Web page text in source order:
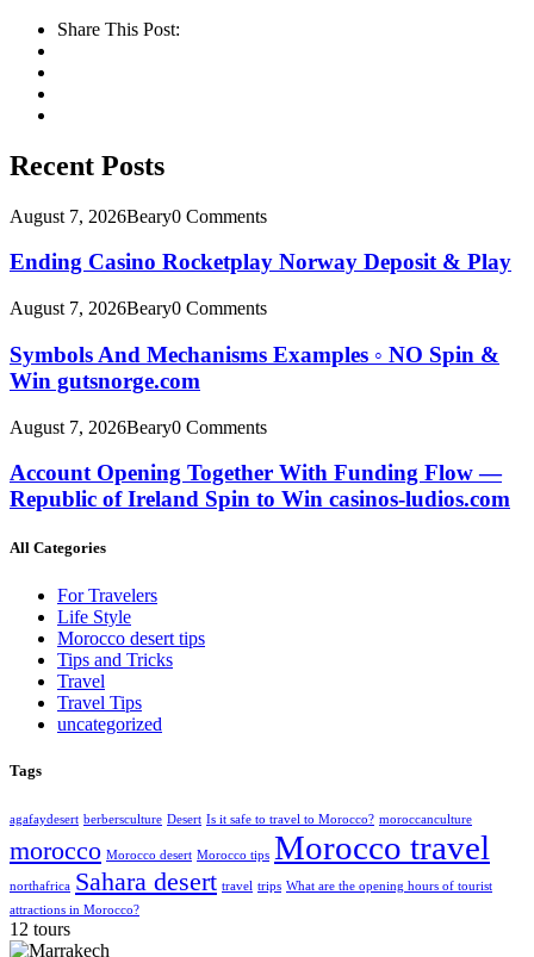
Share This Post:
Recent Posts
August 7, 2026Beary0 Comments
Ending Casino Rocketplay Norway Deposit & Play
August 7, 2026Beary0 Comments
Symbols And Mechanisms Examples ◦ NO Spin &
Win gutsnorge.com
August 7, 2026Beary0 Comments
Account Opening Together With Funding Flow —
Republic of Ireland Spin to Win casinos-ludios.com
All Categories
For Travelers
Life Style
Morocco desert tips
Tips and Tricks
Travel
Travel Tips
uncategorized
Tags
agafaydesert berbersculture Desert Is it safe to travel to Morocco? moroccanculture
morocco Morocco desert Morocco tips Morocco travel
northafrica Sahara desert travel trips What are the opening hours of tourist
attractions in Morocco?
12 tours